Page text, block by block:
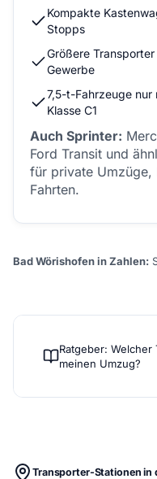
Kompakte
Stopps
Größere
Gewerbe
7,5-t-Fahrzeuge nur
Klasse C1
Auch Sprinter:
Ford Transit und
für private Umzüge,
Fahrten.
Bad Wörishofen in Zahlen:
Ratgeber:
meinen Umzug?
Transporter-Stationen in